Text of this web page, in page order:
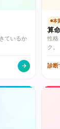
ているか
本
算
性格
ク。
診断